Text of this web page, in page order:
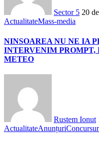
Sector 5 20
ActualitateMass-media
NINSOAREA NU NE IA
INTERVENIM
METEO
Rustem Ionut
ActualitateAnunțuri